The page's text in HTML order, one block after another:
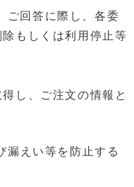
ご回答に際し、各委
もしくは利⽤停⽌等
し、ご注⽂の情報と
漏えい等を防⽌する